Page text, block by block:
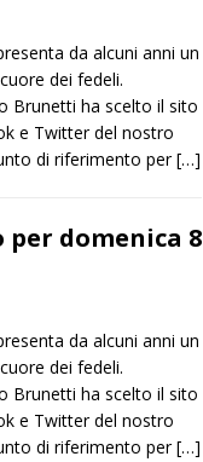
da alcuni anni un
dei fedeli.
Brunetti ha scelto il sito
e Twitter del nostro
di riferimento per[…]
per domenica 8
da alcuni anni un
dei fedeli.
Brunetti ha scelto il sito
e Twitter del nostro
di riferimento per[…]